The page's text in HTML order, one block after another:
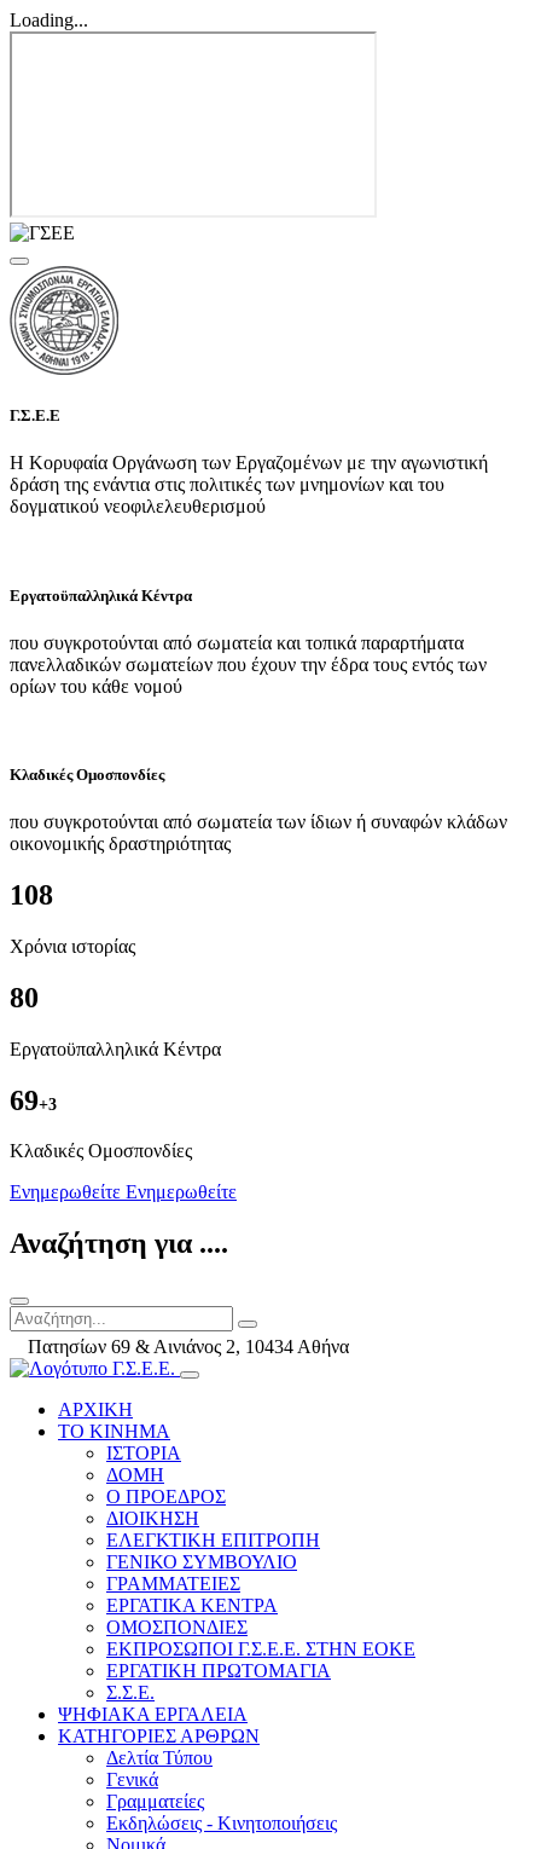
Loading...
Γ.Σ.Ε.Ε
Η Κορυφαία Οργάνωση των Εργαζομένων με την αγωνιστική
δράση της ενάντια στις πολιτικές των μνημονίων και του
δογματικού νεοφιλελευθερισμού
Εργατοϋπαλληλικά Κέντρα
που συγκροτούνται από σωματεία και τοπικά παραρτήματα
πανελλαδικών σωματείων που έχουν την έδρα τους εντός των
ορίων του κάθε νομού
Κλαδικές Ομοσπονδίες
που συγκροτούνται από σωματεία των ίδιων ή συναφών κλάδων
οικονομικής δραστηριότητας
108
Χρόνια ιστορίας
80
Εργατοϋπαλληλικά Κέντρα
69+3
Kλαδικές Ομοσπονδίες
Ενημερωθείτε Ενημερωθείτε
Αναζήτηση για ....
Πατησίων 69 & Αινιάνος 2, 10434 Αθήνα
ΑΡΧΙΚΗ
ΤΟ ΚΙΝΗΜΑ
ΙΣΤΟΡΙΑ
ΔΟΜΗ
Ο ΠΡΟΕΔΡΟΣ
ΔΙΟΙΚΗΣΗ
ΕΛΕΓΚΤΙΚΗ ΕΠΙΤΡΟΠΗ
ΓΕΝΙΚΟ ΣΥΜΒΟΥΛΙΟ
ΓΡΑΜΜΑΤΕΙΕΣ
ΕΡΓΑΤΙΚΑ ΚΕΝΤΡΑ
ΟΜΟΣΠΟΝΔΙΕΣ
ΕΚΠΡΟΣΩΠΟΙ Γ.Σ.Ε.Ε. ΣΤΗΝ ΕΟΚΕ
ΕΡΓΑΤΙΚΗ ΠΡΩΤΟΜΑΓΙΑ
Σ.Σ.Ε.
ΨΗΦΙΑΚΑ ΕΡΓΑΛΕΙΑ
ΚΑΤΗΓΟΡΙΕΣ ΑΡΘΡΩΝ
Δελτία Τύπου
Γενικά
Γραμματείες
Εκδηλώσεις - Κινητοποιήσεις